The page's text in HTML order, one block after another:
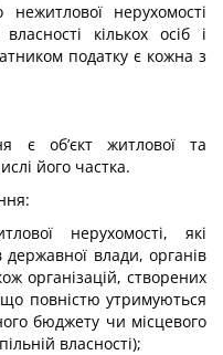
нерухомості
кількох осіб і
податку є кожна з
є об’єкт житлової та
його частка.
нерухомості, які
державної влади, органів
організацій, створених
повністю утримуються
бюджету чи місцевого
власності);